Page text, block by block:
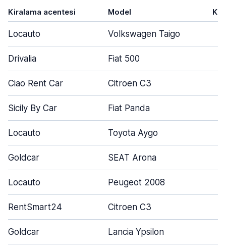
Kiralama acentesi Model
Locauto Volkswagen Taigo
Drivalia Fiat 500
Ciao Rent Car Citroen C3
Sicily By Car Fiat Panda
Locauto Toyota Aygo
Goldcar SEAT Arona
Locauto Peugeot 2008
RentSmart24 Citroen C3
Goldcar Lancia Ypsilon